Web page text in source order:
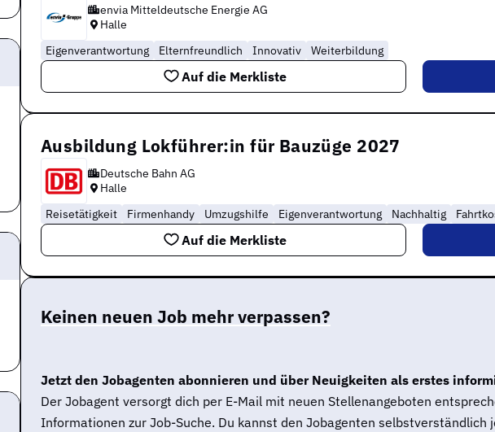
envia Mitteldeutsche Energie AG
Halle
Eigenverantwortung
Elternfreundlich Innovativ Weiterbildung
Auf die Merkliste
Ausbildung Lokführer:in für Bauzüge 2027
Deutsche Bahn AG
Halle
Reisetätigkeit
Firmenhandy Umzugshilfe Eigenverantwortung Nachhaltig
Auf die Merkliste
Keinen neuen Job mehr verpassen?
Jetzt den Jobagenten abonnieren und über Neuigkeiten als erstes
Der Jobagent versorgt dich per E-Mail mit neuen Stellenangeboten
Informationen zur Job-Suche. Du kannst den Jobagenten selbstverständlich